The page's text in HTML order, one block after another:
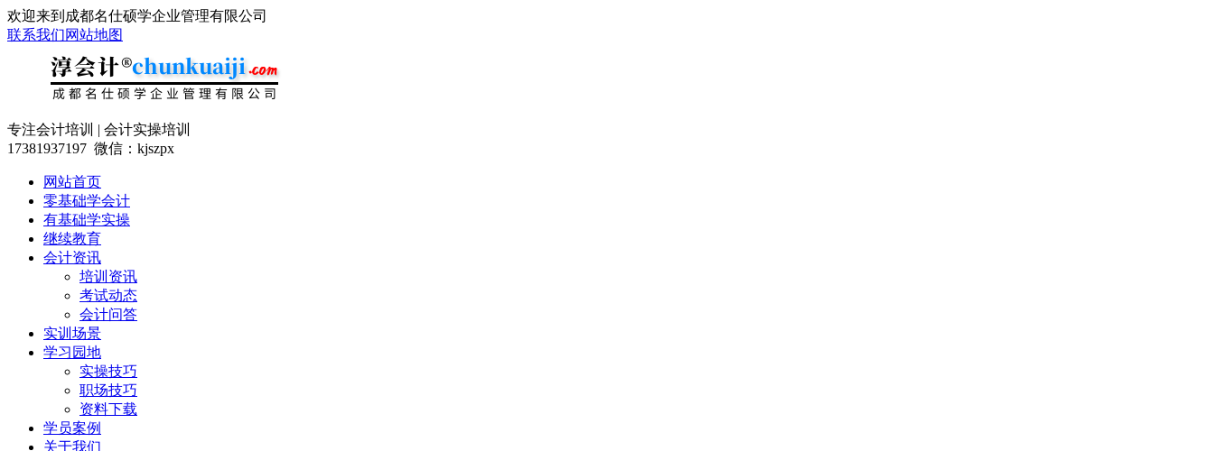
欢迎来到成都名仕硕学企业管理有限公司
联系我们网站地图
专注会计培训 | 会计实操培训
17381937197 微信：kjszpx
网站首页
零基础学会计
有基础学实操
继续教育
会计资讯
培训资讯
考试动态
会计问答
实训场景
学习园地
实操技巧
职场技巧
资料下载
学员案例
关于我们